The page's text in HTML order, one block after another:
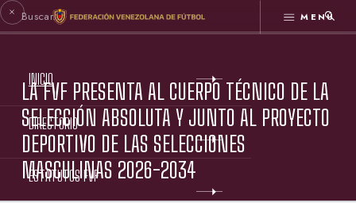
MENÚ
INICIO
DIRECTORIO
ESTATUTOS FVF
LA FVF PRESENTA AL CUERPO TÉCNICO DE LA
SELECCIÓN ABSOLUTA Y JUNTO AL PROYECTO
DEPORTIVO DE LAS SELECCIONES
MASCULINAS 2026-2034